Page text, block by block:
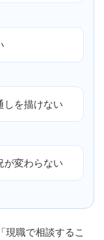
しを描けない
が変わらない
現職で相談するこ